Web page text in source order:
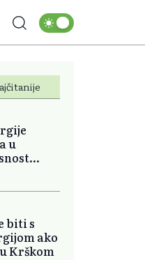
u
biti s
ako
Krškom